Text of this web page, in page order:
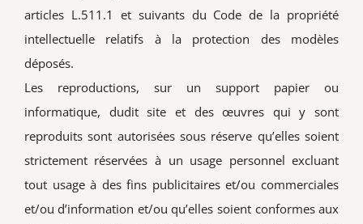
articles L.511.1 et suivants du Code de la propriété
intellectuelle relatifs à la protection des modèles
déposés.
Les reproductions, sur un support papier ou
informatique, dudit site et des œuvres qui y sont
reproduits sont autorisées sous réserve qu’elles soient
strictement réservées à un usage personnel excluant
tout usage à des fins publicitaires et/ou commerciales
et/ou d’information et/ou qu’elles soient conformes aux